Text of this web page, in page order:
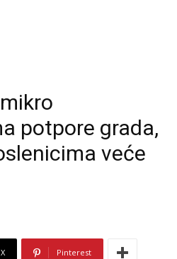
potpore grada,
veće
X Pinterest